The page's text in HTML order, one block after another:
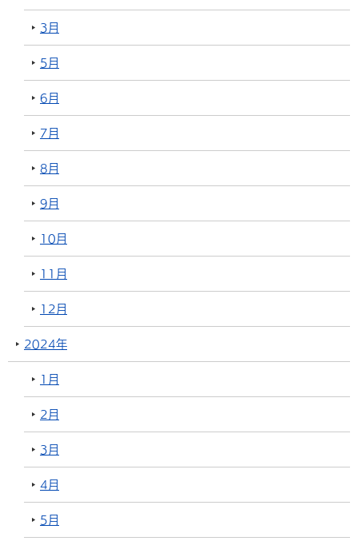
3月
5月
6月
7月
8月
9月
10月
11月
12月
2024年
1月
2月
3月
4月
5月